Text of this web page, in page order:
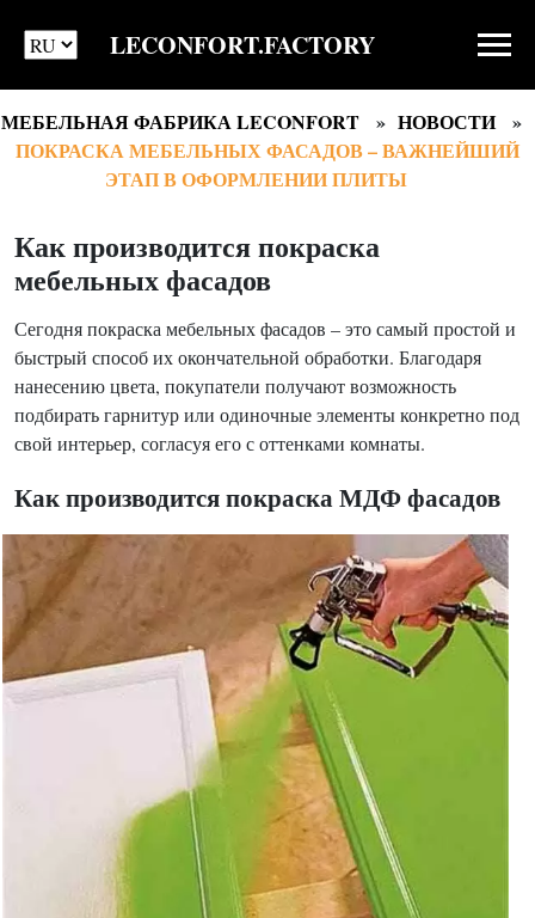
LECONFORT.FACTORY
МЕБЕЛЬНАЯ ФАБРИКА LECONFORT
НОВОСТИ
ПОКРАСКА МЕБЕЛЬНЫХ ФАСАДОВ – ВАЖНЕЙШИЙ
ЭТАП В ОФОРМЛЕНИИ ПЛИТЫ
Как производится покраска
мебельных фасадов
Сегодня покраска мебельных фасадов – это самый простой и
быстрый способ их окончательной обработки. Благодаря
нанесению цвета, покупатели получают возможность
подбирать гарнитур или одиночные элементы конкретно под
свой интерьер, согласуя его с оттенками комнаты.
Как производится покраска МДФ фасадов